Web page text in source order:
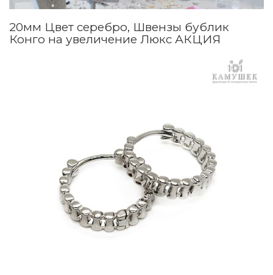
20мм Цвет серебро, Швензы бублик
Конго на увеличение Люкс АКЦИЯ